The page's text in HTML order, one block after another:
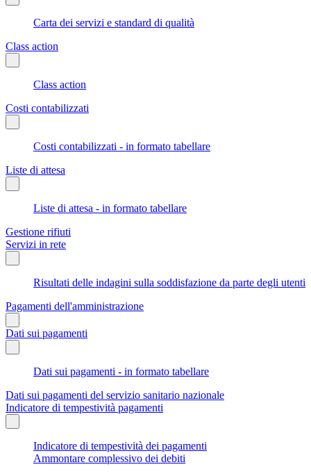
Carta dei servizi e standard di qualità
Class action
Class action
Costi contabilizzati
Costi contabilizzati - in formato tabellare
Liste di attesa
Liste di attesa - in formato tabellare
Gestione rifiuti
Servizi in rete
Risultati delle indagini sulla soddisfazione da parte degli utenti
Pagamenti dell'amministrazione
Dati sui pagamenti
Dati sui pagamenti - in formato tabellare
Dati sui pagamenti del servizio sanitario nazionale
Indicatore di tempestività pagamenti
Indicatore di tempestività dei pagamenti
Ammontare complessivo dei debiti